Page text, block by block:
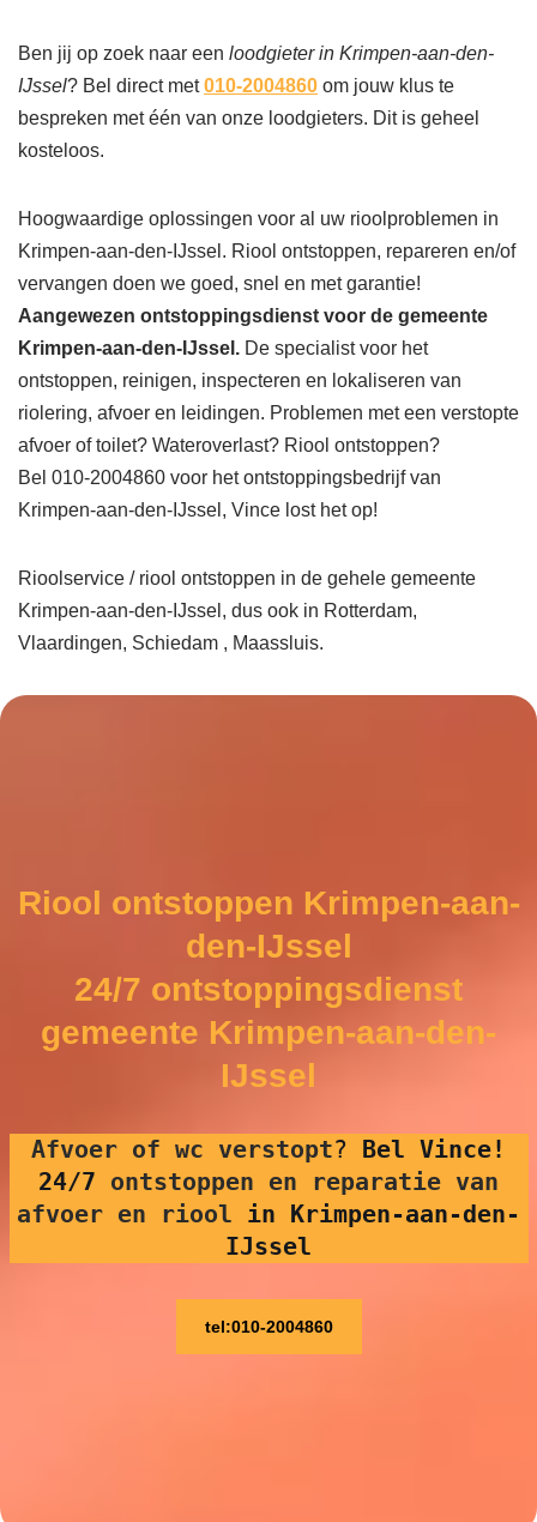
Ben jij op zoek naar een loodgieter in Krimpen-aan-den-
IJssel? Bel direct met010-2004860 om jouw klus te
bespreken met één van onze loodgieters. Dit is geheel
kosteloos.
Hoogwaardige oplossingen voor al uw rioolproblemen in
Krimpen-aan-den-IJssel. Riool ontstoppen, repareren en/of
vervangen doen we goed, snel en met garantie!
Aangewezen ontstoppingsdienst voor de gemeente
Krimpen-aan-den-IJssel. De specialist voor het
ontstoppen, reinigen, inspecteren en lokaliseren van
riolering, afvoer en leidingen. Problemen met een verstopte
afvoer of toilet? Wateroverlast? Riool ontstoppen?
Bel 010-2004860 voor het ontstoppingsbedrijf van
Krimpen-aan-den-IJssel, Vince lost het op!
Rioolservice / riool ontstoppen in de gehele gemeente
Krimpen-aan-den-IJssel, dus ook in Rotterdam,
Vlaardingen, Schiedam , Maassluis.
Riool ontstoppen Krimpen-aan-
den-IJssel
24/7 ontstoppingsdienst
gemeente Krimpen-aan-den-
IJssel
Afvoer of wc verstopt? Bel Vince!
24/7 ontstoppen en reparatie van
afvoer en riool in Krimpen-aan-den-
IJssel
tel:010-2004860